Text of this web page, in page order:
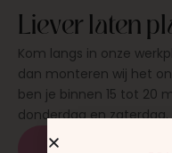
Liever laten
Kom langs in onze
dan monteren wij het
ben je binnen 15 tot 20
donderdag en
Plan een